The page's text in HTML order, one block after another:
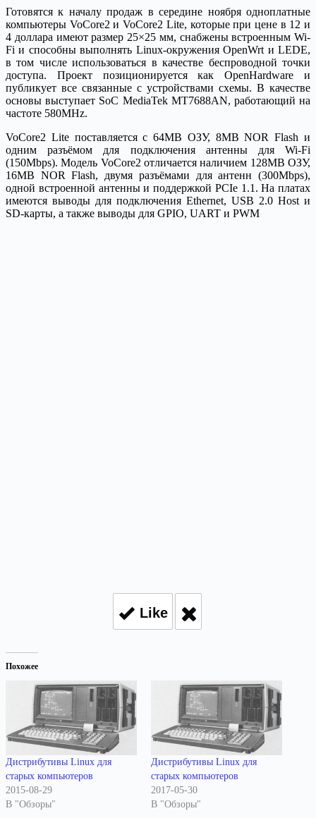
Готовятся к началу продаж в середине ноября одноплатные
компьютеры VoCore2 и VoCore2 Lite, которые при цене в 12 и
4 доллара имеют размер 25×25 мм, снабжены встроенным Wi-
Fi и способны выполнять Linux-окружения OpenWrt и LEDE,
в том числе использоваться в качестве беспроводной точки
доступа. Проект позиционируется как OpenHardware и
публикует все связанные с устройствами схемы. В качестве
основы выступает SoC MediaTek MT7688AN, работающий на
частоте 580MHz.
VoCore2 Lite поставляется с 64MB ОЗУ, 8MB NOR Flash и
одним разъёмом для подключения антенны для Wi-Fi
(150Mbps). Модель VoCore2 отличается наличием 128MB ОЗУ,
16MB NOR Flash, двумя разъёмами для антенн (300Mbps),
одной встроенной антенны и поддержкой PCIe 1.1. На платах
имеются выводы для подключения Ethernet, USB 2.0 Host и
SD-карты, а также выводы для GPIO, UART и PWM
Like
Похожее
Дистрибутивы Linux для
старых компьютеров
2015-08-29
В "Обзоры"
Дистрибутивы Linux для
старых компьютеров
2017-05-30
В "Обзоры"